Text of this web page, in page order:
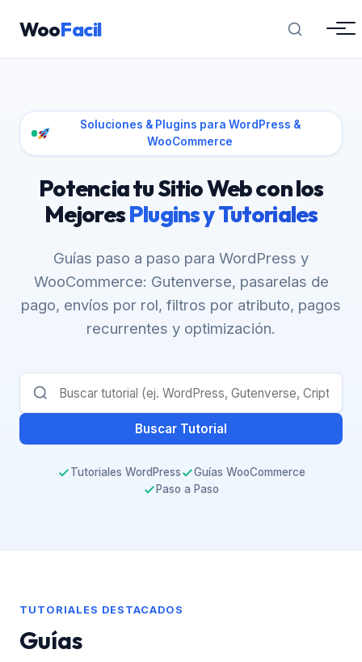
WooFacil
Soluciones & Plugins para WordPress &
WooCommerce
Potencia tu Sitio Web con los
MejoresPlugins y Tutoriales
Guías paso a paso para WordPress y
WooCommerce: Gutenverse, pasarelas de
pago, envíos por rol, filtros por atributo, pagos
recurrentes y optimización.
Buscar Tutorial
Tutoriales WordPress
Guías WooCommerce
Paso a Paso
TUTORIALES DESTACADOS
Guías